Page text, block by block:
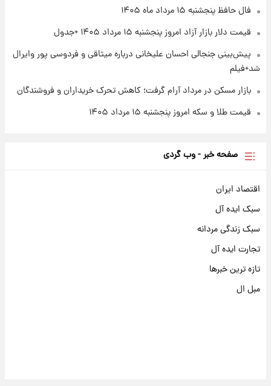
آغاز طرح جدید فروش مشارکت در تولید سایپا؛
نام خودرو، مبلغ پیش پرداخت و زمان تحویل |
سود مشارکت چند درصد است؟
فال حافظ پنجشنبه ۱۵ مرداد ماه ۱۴۰۵
قیمت دلار بازار آزاد امروز پنجشنبه ۱۵ مرداد ۱۴۰۵ +جدول
پیش‌بینی جنجالی احسان علیخانی درباره میثاقی و فردوسی پور وایرال
شد+فیلم
بازار مسکن در مرداد آرام گرفت؛ کاهش تحرک خریداران و فروشندگان
قیمت طلا و سکه امروز پنجشنبه ۱۵ مرداد ۱۴۰۵
صفحه خبر - وب گردی
اقتصاد ایران
سبک ایده آل
سبک زندگی مردانه
تجارت ایده آل
تازه ترین خبرها
مبل ال